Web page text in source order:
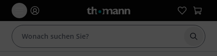
Suche